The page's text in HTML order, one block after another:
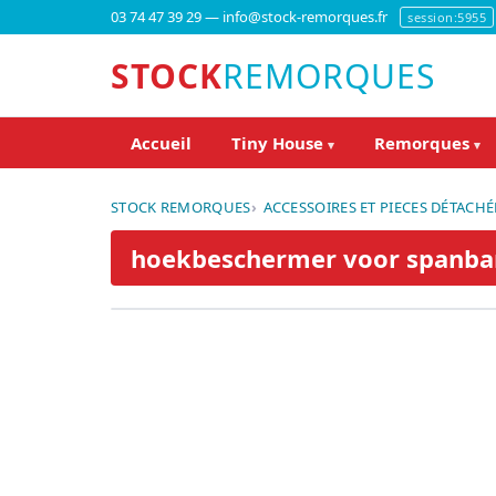
03 74 47 39 29 — info@stock-remorques.fr session:5955
STOCKREMORQUES
Accueil Tiny House ▾ Remorques ▾
STOCK REMORQUES ACCESSOIRES ET PIECES
hoekbeschermer voor